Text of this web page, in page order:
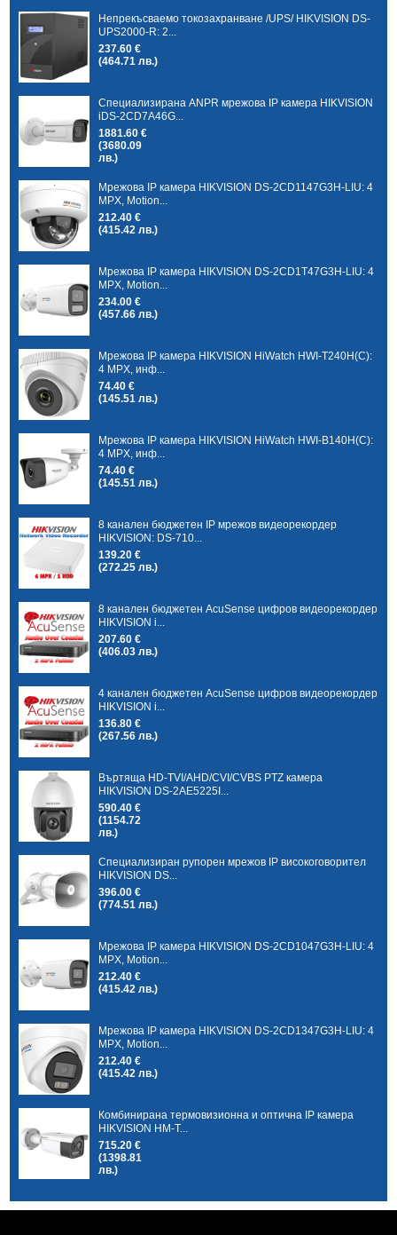
Непрекъсваемо токозахранване /UPS/ HIKVISION DS-
UPS2000-R: 2...
237.60 €
(464.71 лв.)
Специализирана ANPR мрежова IP камера HIKVISION
iDS-2CD7A46G...
1881.60 €
(3680.09
лв.)
Мрежова IP камера HIKVISION DS-2CD1147G3H-LIU: 4
MPX, Motion...
212.40 €
(415.42 лв.)
Мрежова IP камера HIKVISION DS-2CD1T47G3H-LIU: 4
MPX, Motion...
234.00 €
(457.66 лв.)
Мрежова IP камера HIKVISION HiWatch HWI-T240H(C):
4 MPX, инф...
74.40 €
(145.51 лв.)
Мрежова IP камера HIKVISION HiWatch HWI-B140H(C):
4 MPX, инф...
74.40 €
(145.51 лв.)
8 канален бюджетен IP мрежов видеорекордер
HIKVISION: DS-710...
139.20 €
(272.25 лв.)
8 канален бюджетен AcuSense цифров видеорекордер
HIKVISION i...
207.60 €
(406.03 лв.)
4 канален бюджетен AcuSense цифров видеорекордер
HIKVISION i...
136.80 €
(267.56 лв.)
Въртяща HD-TVI/AHD/CVI/CVBS PTZ камера
HIKVISION DS-2AE5225I...
590.40 €
(1154.72
лв.)
Специализиран рупорен мрежов IP високоговорител
HIKVISION DS...
396.00 €
(774.51 лв.)
Мрежова IP камера HIKVISION DS-2CD1047G3H-LIU: 4
MPX, Motion...
212.40 €
(415.42 лв.)
Мрежова IP камера HIKVISION DS-2CD1347G3H-LIU: 4
MPX, Motion...
212.40 €
(415.42 лв.)
Комбинирана термовизионна и оптична IP камера
HIKVISION HM-T...
715.20 €
(1398.81
лв.)